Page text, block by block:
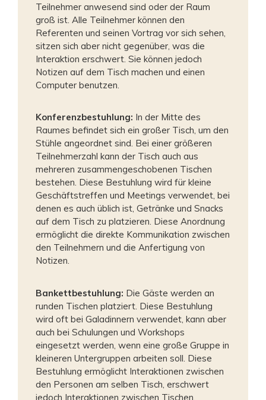
Teilnehmer anwesend sind oder der Raum
groß ist. Alle Teilnehmer können den
Referenten und seinen Vortrag vor sich sehen,
sitzen sich aber nicht gegenüber, was die
Interaktion erschwert. Sie können jedoch
Notizen auf dem Tisch machen und einen
Computer benutzen.
Konferenzbestuhlung: In der Mitte des
Raumes befindet sich ein großer Tisch, um den
Stühle angeordnet sind. Bei einer größeren
Teilnehmerzahl kann der Tisch auch aus
mehreren zusammengeschobenen Tischen
bestehen. Diese Bestuhlung wird für kleine
Geschäftstreffen und Meetings verwendet, bei
denen es auch üblich ist, Getränke und Snacks
auf dem Tisch zu platzieren. Diese Anordnung
ermöglicht die direkte Kommunikation zwischen
den Teilnehmern und die Anfertigung von
Notizen.
Bankettbestuhlung: Die Gäste werden an
runden Tischen platziert. Diese Bestuhlung
wird oft bei Galadinnern verwendet, kann aber
auch bei Schulungen und Workshops
eingesetzt werden, wenn eine große Gruppe in
kleineren Untergruppen arbeiten soll. Diese
Bestuhlung ermöglicht Interaktionen zwischen
den Personen am selben Tisch, erschwert
jedoch Interaktionen zwischen Tischen.